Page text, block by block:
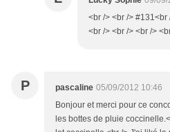
<br /> <br />
<br /> <br /> <br />
P pascaline 05/09/2012 10:46
Bonjour et merci pour ce
les bottes de pluie